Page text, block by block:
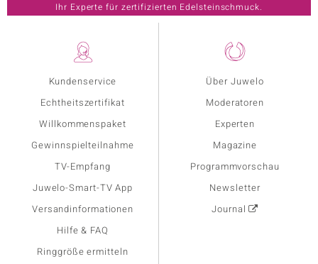
Kundenservice
Echtheitszertifikat
Willkommenspaket
Gewinnspielteilnahme
TV-Empfang
Juwelo-Smart-TV App
Versandinformationen
Hilfe & FAQ
Ringgröße ermitteln
Über Juwelo
Moderatoren
Experten
Magazine
Programmvorschau
Newsletter
Journal
Ihr Experte für zertifizierten Edelsteinschmuck.